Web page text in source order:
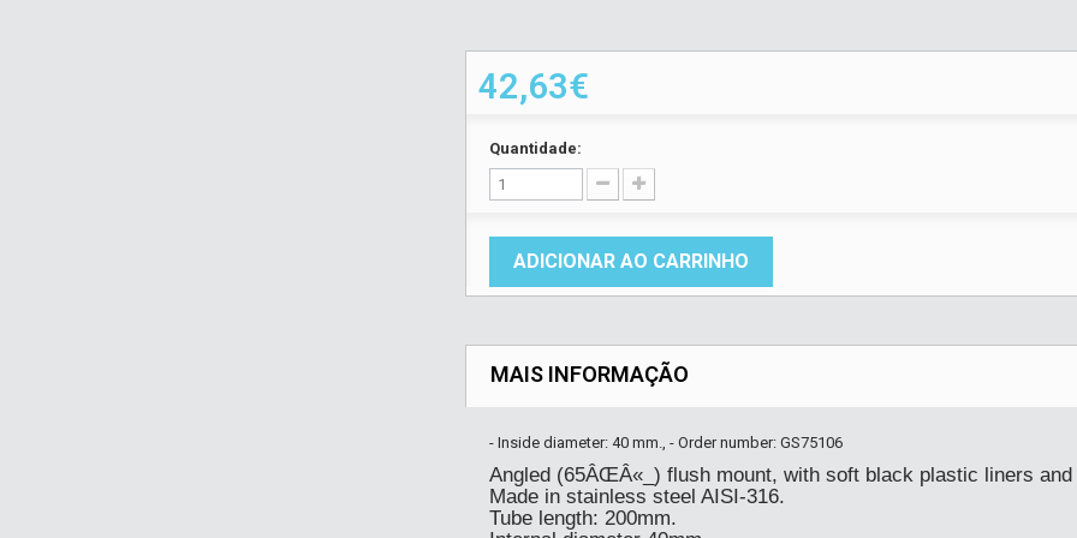
42,63€
Quantidade:
ADICIONAR AO CARRINHO
MAIS INFORMAÇÃO
- Inside diameter: 40 mm., - Order number: GS75106
Angled (65ÂŒÂ«_) flush mount, with soft black plastic liners and
Made in stainless steel AISI-316.
Tube length: 200mm.